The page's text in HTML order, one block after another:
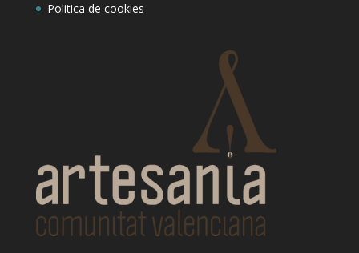
Politica de cookies